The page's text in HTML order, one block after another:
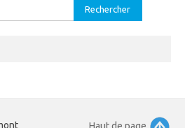
Haut de page